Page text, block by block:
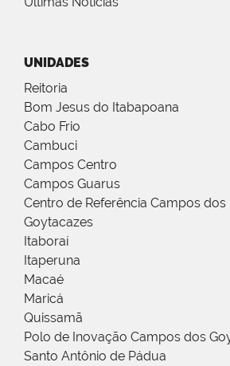
UNIDADES
Reitoria
Bom Jesus do Itabapoana
Cabo Frio
Cambuci
Campos Centro
Campos Guarus
Centro de Referência Campos dos
Goytacazes
Itaboraí
Itaperuna
Macaé
Maricá
Quissamã
Polo de Inovação Campos dos
Santo Antônio de Pádua